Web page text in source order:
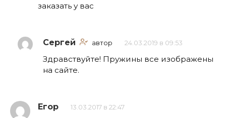
заказать у вас
Сергей автор 24.03.2019 в 09:53
Здравствуйте! Пружины все изображены
на сайте.
Егор 13.03.2017 в 22:47